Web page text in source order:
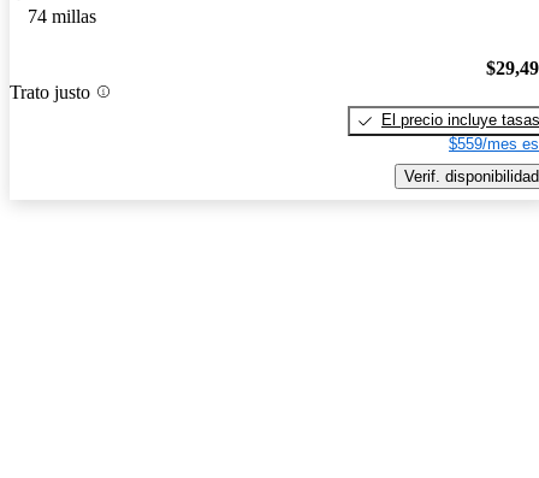
74 millas
Trato justo
El precio incluye tasas
$559/mes
Verif. disponibilidad